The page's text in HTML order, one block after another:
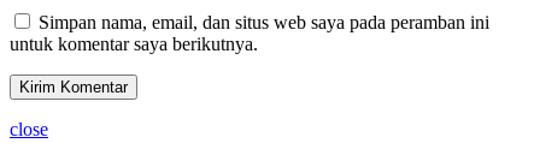
Simpan nama, email, dan situs web saya pada peramban ini
untuk komentar saya berikutnya.
close